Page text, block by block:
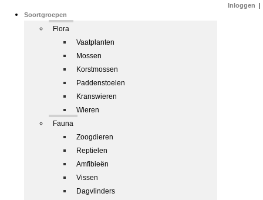
Soortgroepen
Flora
Vaatplanten
Mossen
Korstmossen
Paddenstoelen
Kranswieren
Wieren
Fauna
Zoogdieren
Reptielen
Amfibieën
Vissen
Dagvlinders
Inloggen |